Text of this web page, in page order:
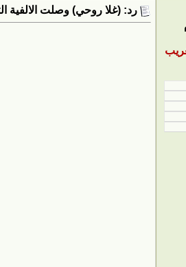
رد: (غلا روحي) وصلت الالفية